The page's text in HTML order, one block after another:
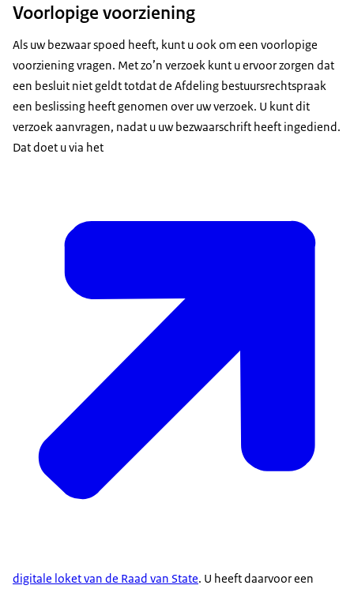
Voorlopige voorziening
Als uw bezwaar spoed heeft, kunt u ook om een voorlopige
voorziening vragen. Met zo’n verzoek kunt u ervoor zorgen dat
een besluit niet geldt totdat de Afdeling bestuursrechtspraak
een beslissing heeft genomen over uw verzoek. U kunt dit
verzoek aanvragen, nadat u uw bezwaarschrift heeft ingediend.
Dat doet u via het
digitale loket van de Raad van State. U heeft daarvoor een